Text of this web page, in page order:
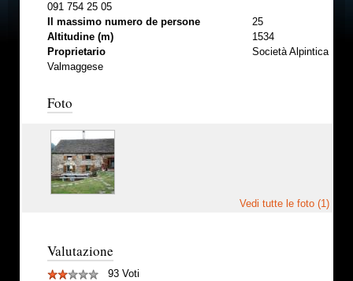
091 754 25 05
Il massimo numero de persone
25
Altitudine (m)
1534
Proprietario
Società Alpintica
Valmaggese
Foto
Vedi tutte le foto (1)
Valutazione
93 Voti